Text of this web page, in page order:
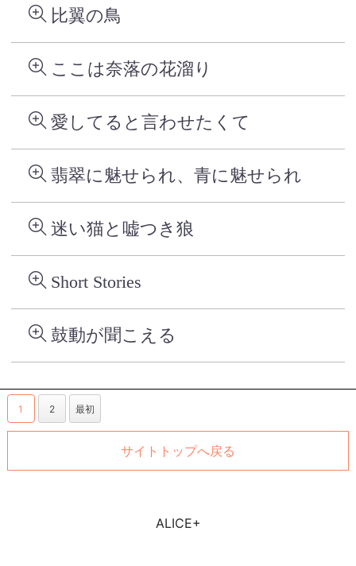
比翼の鳥
ここは奈落の花溜り
愛してると言わせたくて
翡翠に魅せられ、青に魅せられ
迷い猫と嘘つき狼
Short Stories
鼓動が聞こえる
1 2 最初
サイトトップへ戻る
ALICE+